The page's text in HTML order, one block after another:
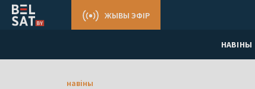
НАВІНЫ
ЖЫВЫ ЭФІР
навіны